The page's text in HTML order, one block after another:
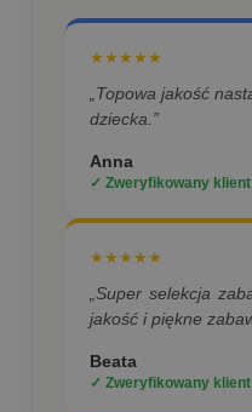
★★★★★
„Topowa jakość
dziecka.”
Anna
✓ Zweryfikowany klient
★★★★★
„Super selekcja
jakość i piękne
Beata
✓ Zweryfikowany klient